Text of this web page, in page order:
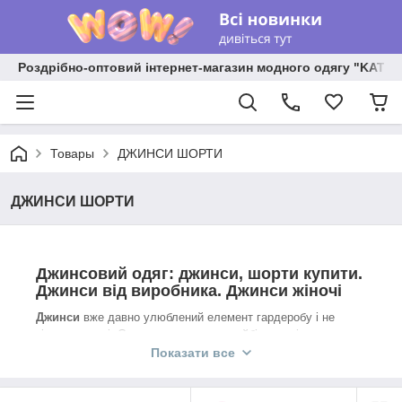
Роздрібно-оптовий інтернет-магазин модного одягу
Товары ДЖИНСИ ШОРТИ
ДЖИНСИ ШОРТИ
Джинсовий одяг: джинси, шорти купити.
Джинси від виробника. Джинси жіночі
Джинси вже давно улюблений елемент гардеробу і не
тільки молоді. Складно придумати найбільш універсальну,
зручну, модну і доступну річ, ніж джинси. Ми живемо в
що джинси можна надіти на роботу, а після, не
Показати все